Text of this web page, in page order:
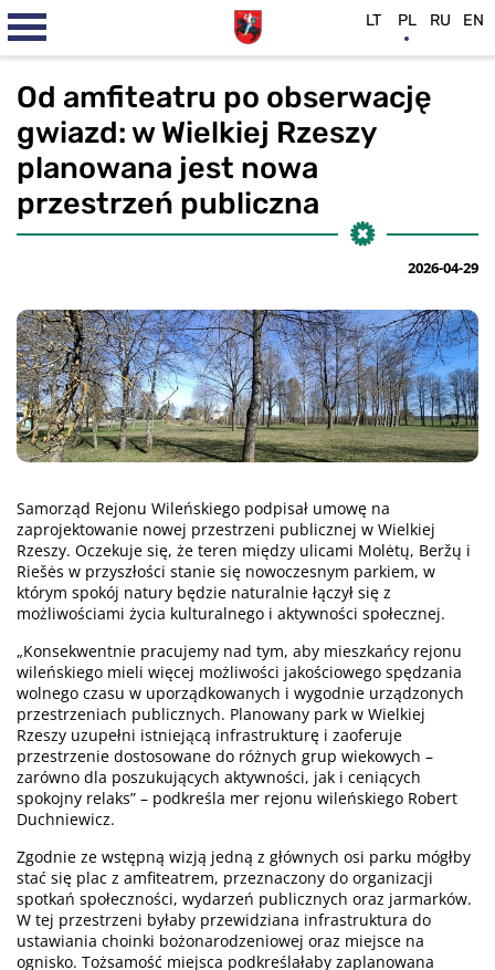
Od amfiteatru po obserwację
gwiazd: w Wielkiej Rzeszy
planowana jest nowa
przestrzeń publiczna
2026-04-29
Samorząd Rejonu Wileńskiego podpisał umowę na
zaprojektowanie nowej przestrzeni publicznej w Wielkiej
Rzeszy. Oczekuje się, że teren między ulicami Molėtų, Beržų i
Riešės w przyszłości stanie się nowoczesnym parkiem, w
którym spokój natury będzie naturalnie łączył się z
możliwościami życia kulturalnego i aktywności społecznej.
„Konsekwentnie pracujemy nad tym, aby mieszkańcy rejonu
wileńskiego mieli więcej możliwości jakościowego spędzania
wolnego czasu w uporządkowanych i wygodnie urządzonych
przestrzeniach publicznych. Planowany park w Wielkiej
Rzeszy uzupełni istniejącą infrastrukturę i zaoferuje
przestrzenie dostosowane do różnych grup wiekowych –
zarówno dla poszukujących aktywności, jak i ceniących
spokojny relaks” – podkreśla mer rejonu wileńskiego Robert
Duchniewicz.
Zgodnie ze wstępną wizją jedną z głównych osi parku mógłby
stać się plac z amfiteatrem, przeznaczony do organizacji
spotkań społeczności, wydarzeń publicznych oraz jarmarków.
W tej przestrzeni byłaby przewidziana infrastruktura do
ustawiania choinki bożonarodzeniowej oraz miejsce na
ognisko. Tożsamość miejsca podkreślałaby zaplanowana
LT PL RU EN